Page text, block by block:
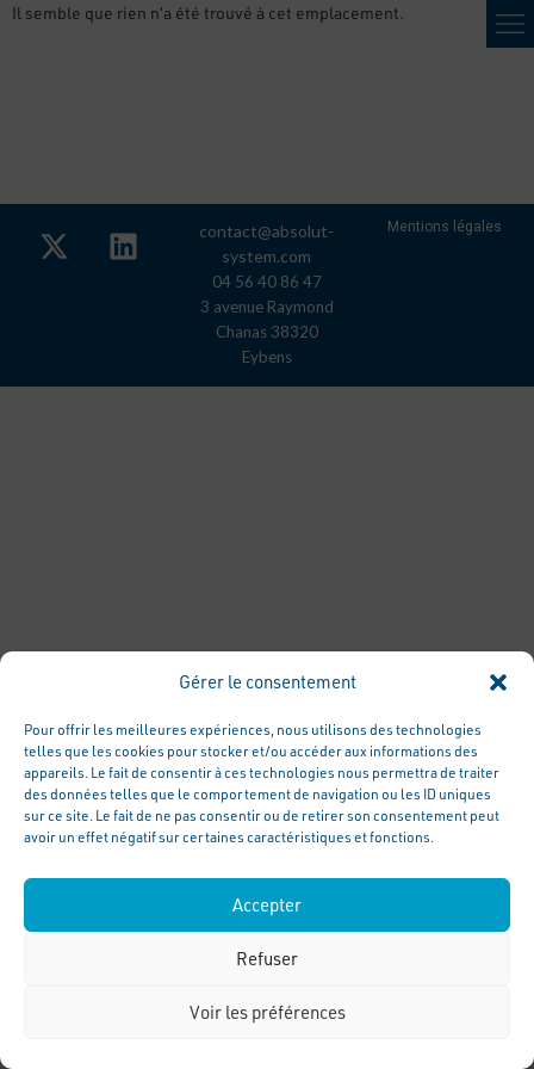
Gérer le consentement
Pour offrir les meilleures expériences, nous utilisons des technologies
telles que les cookies pour stocker et/ou accéder aux informations des
appareils. Le fait de consentir à ces technologies nous permettra de traiter
des données telles que le comportement de navigation ou les ID uniques
sur ce site. Le fait de ne pas consentir ou de retirer son consentement peut
avoir un effet négatif sur certaines caractéristiques et fonctions.
Accepter
Refuser
Voir les préférences
Il semble que rien n’a été trouvé à cet emplacement.
contact@absolut-
system.com
04 56 40 86 47
3 avenue Raymond
Chanas 38320
Eybens
Mentions légales